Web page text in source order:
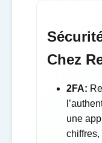
Chez
2FA:
une